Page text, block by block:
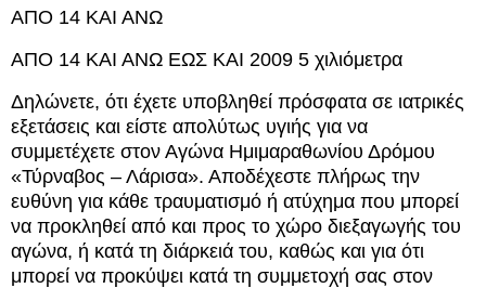
ΑΠΟ 14 ΚΑΙ ΑΝΩ
ΑΠΟ 14 ΚΑΙ ΑΝΩ ΕΩΣ ΚΑΙ 2009 5 χιλιόμετρα
Δηλώνετε, ότι έχετε υποβληθεί πρόσφατα σε ιατρικές
εξετάσεις και είστε απολύτως υγιής για να
συμμετέχετε στον Αγώνα Ημιμαραθωνίου Δρόμου
«Τύρναβος – Λάρισα». Αποδέχεστε πλήρως την
ευθύνη για κάθε τραυματισμό ή ατύχημα που μπορεί
να προκληθεί από και προς το χώρο διεξαγωγής του
αγώνα, ή κατά τη διάρκειά του, καθώς και για ότι
μπορεί να προκύψει κατά τη συμμετοχή σας στον